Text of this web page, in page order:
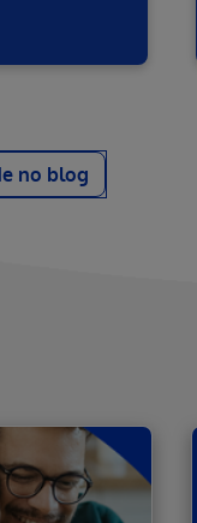
no blog